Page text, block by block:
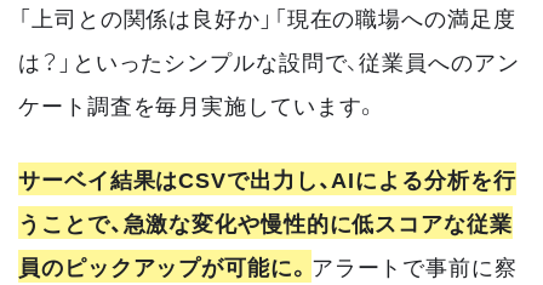
「上司との関係は良好か」「現在の職場への満足度
は？」といったシンプルな設問で、従業員へのアン
ケート調査を毎月実施しています。
サーベイ結果はCSVで出力し、AIによる分析を行
うことで、急激な変化や慢性的に低スコアな従業
員のピックアップが可能に。 アラートで事前に察